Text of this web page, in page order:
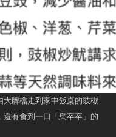
牌檔走到家中飯桌的豉椒
有食到一口「烏卒卒」的